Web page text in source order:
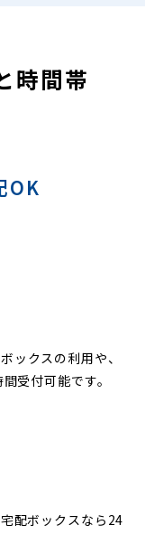
時間帯
OK
ックスの利用や、
受付可能です。
配ボックスなら24